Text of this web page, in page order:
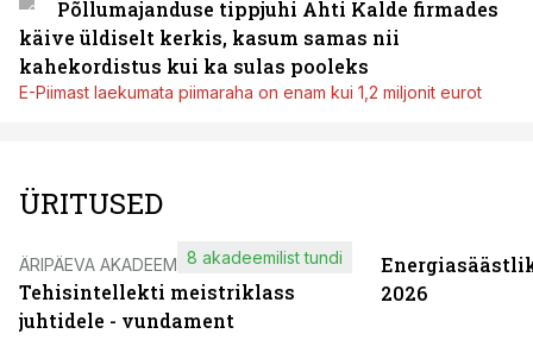
Põllumajanduse tippjuhi Ahti Kalde firmades
käive üldiselt kerkis, kasum samas nii
kahekordistus kui ka sulas pooleks
E-Piimast laekumata piimaraha on enam kui 1,2 miljonit eurot
ÜRITUSED
ÄRIPÄEVA AKADEEMIA
Tehisintellekti meistriklass
juhtidele - vundament
8 akadeemilist tundi
2026